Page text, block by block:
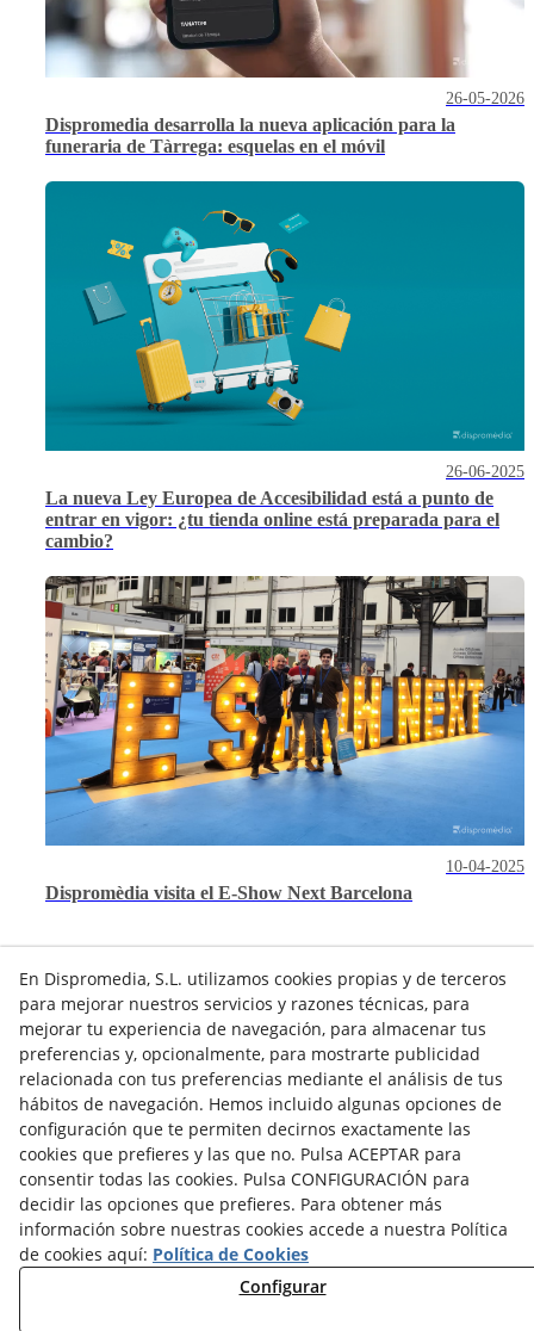
Dispromedia desarrolla la nueva aplicación para la
funeraria de Tàrrega: esquelas en el móvil
26-05-2026
La nueva Ley Europea de Accesibilidad está a punto de
entrar en vigor: ¿tu tienda online está preparada para el
cambio?
26-06-2025
Dispromèdia visita el E-Show Next Barcelona
10-04-2025
Contacto
Actualidad Privacidad Cookies Aviso Legal
Términos y Condiciones de Uso Canal denuncias
Política de Seguridad - ENS
Estado del Servicio
Lunes a Viernes:
8:00a15:00h
En Dispromedia, S.L. utilizamos cookies propias y de terceros
para mejorar nuestros servicios y razones técnicas, para
mejorar tu experiencia de navegación, para almacenar tus
preferencias y, opcionalmente, para mostrarte publicidad
relacionada con tus preferencias mediante el análisis de tus
hábitos de navegación. Hemos incluido algunas opciones de
configuración que te permiten decirnos exactamente las
cookies que prefieres y las que no. Pulsa ACEPTAR para
consentir todas las cookies. Pulsa CONFIGURACIÓN para
decidir las opciones que prefieres. Para obtener más
información sobre nuestras cookies accede a nuestra Política
de cookies aquí: Política de Cookies
Configurar